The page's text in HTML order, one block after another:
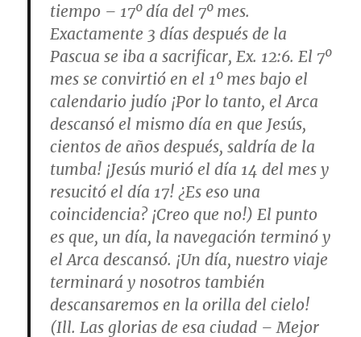
tiempo – 17º día del 7º mes.
Exactamente 3 días después de la
Pascua se iba a sacrificar, Ex. 12:6. El 7º
mes se convirtió en el 1º mes bajo el
calendario judío ¡Por lo tanto, el Arca
descansó el mismo día en que Jesús,
cientos de años después, saldría de la
tumba! ¡Jesús murió el día 14 del mes y
resucitó el día 17! ¿Es eso una
coincidencia? ¡Creo que no!) El punto
es que, un día, la navegación terminó y
el Arca descansó. ¡Un día, nuestro viaje
terminará y nosotros también
descansaremos en la orilla del cielo!
(Ill. Las glorias de esa ciudad – Mejor